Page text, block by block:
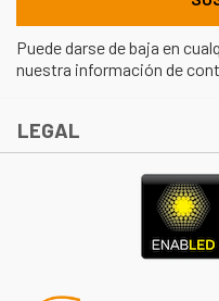
Puede darse de baja en
nuestra información de
LEGAL